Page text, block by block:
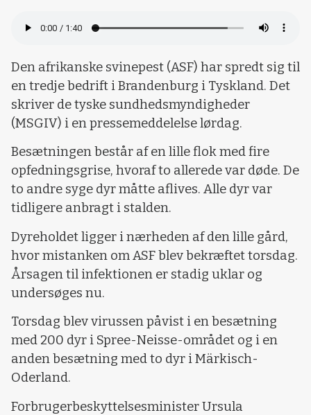
Den afrikanske svinepest (ASF) har spredt sig til
en tredje bedrift i Brandenburg i Tyskland. Det
skriver de tyske sundhedsmyndigheder
(MSGIV) i en pressemeddelelse lørdag.
Besætningen består af en lille flok med fire
opfedningsgrise, hvoraf to allerede var døde. De
to andre syge dyr måtte aflives. Alle dyr var
tidligere anbragt i stalden.
Dyreholdet ligger i nærheden af den lille gård,
hvor mistanken om ASF blev bekræftet torsdag.
Årsagen til infektionen er stadig uklar og
undersøges nu.
Torsdag blev virussen påvist i en besætning
med 200 dyr i Spree-Neisse-området og i en
anden besætning med to dyr i Märkisch-
Oderland.
Forbrugerbeskyttelsesminister Ursula